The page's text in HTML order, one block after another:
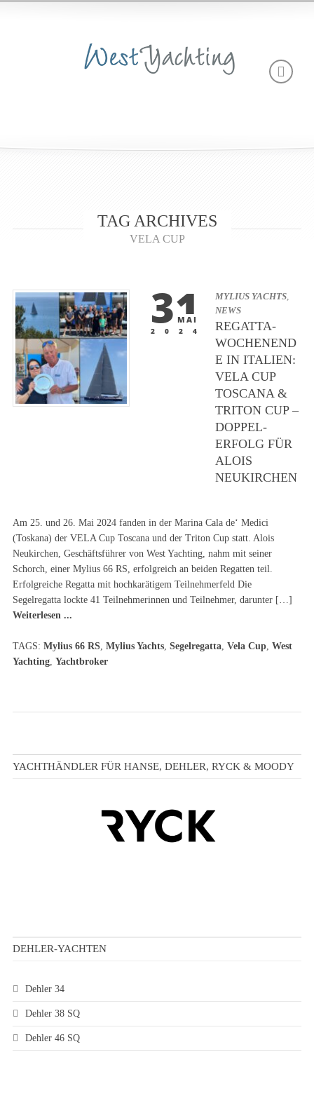
TAG ARCHIVES
VELA CUP
31
MAI
2024
MYLIUS YACHTS,
NEWS
REGATTA-
WOCHENEND
E IN ITALIEN:
VELA CUP
TOSCANA &
TRITON CUP –
DOPPEL-
ERFOLG FÜR
ALOIS
NEUKIRCHEN
Am 25. und 26. Mai 2024 fanden in der Marina Cala de‘ Medici
(Toskana) der VELA Cup Toscana und der Triton Cup statt. Alois
Neukirchen, Geschäftsführer von West Yachting, nahm mit seiner
Schorch, einer Mylius 66 RS, erfolgreich an beiden Regatten teil.
Erfolgreiche Regatta mit hochkarätigem Teilnehmerfeld Die
Segelregatta lockte 41 Teilnehmerinnen und Teilnehmer, darunter […]
Weiterlesen ...
TAGS: Mylius 66 RS, Mylius Yachts, Segelregatta, Vela Cup, West
Yachting, Yachtbroker
YACHTHÄNDLER FÜR HANSE, DEHLER, RYCK & MOODY
DEHLER-YACHTEN
Dehler 34
Dehler 38 SQ
Dehler 46 SQ